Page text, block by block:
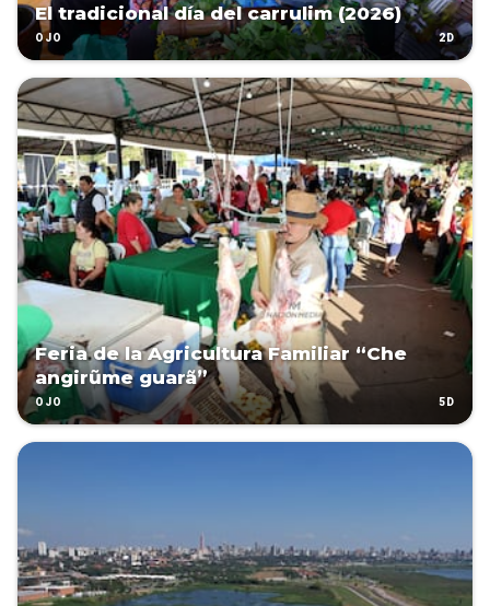
El tradicional día del carrulim (2026)
OJO 2D
Feria de la Agricultura Familiar “Che
angirũme guarã”
OJO 5D